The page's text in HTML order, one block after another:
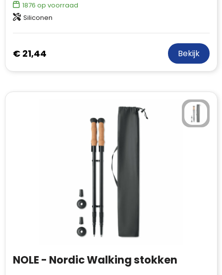
1876 op voorraad
Siliconen
€ 21,44 Bekijk
NOLE - Nordic Walking stokken